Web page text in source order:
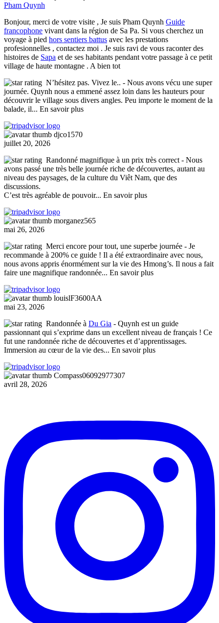
Pham Quynh
Bonjour, merci de votre visite , Je suis Pham Quynh Guide
francophone vivant dans la région de Sa Pa. Si vous cherchez un
voyage à pied hors sentiers battus avec les prestations
profesionnelles , contactez moi . Je suis ravi de vous raconter des
histoires de Sapa et de ses habitants pendant votre passage à ce petit
village de haute montagne . A bien tot
N’hésitez pas. Vivez le.. - Nous avons vécu une super
journée. Quynh nous a emmené assez loin dans les hauteurs pour
découvrir le village sous divers angles. Peu importe le moment de la
balade, il... En savoir plus
djco1570
juillet 20, 2026
Randonné magnifique à un prix très correct - Nous
avons passé une très belle journée riche de découvertes, autant au
niveau des paysages, de la culture du Viêt Nam, que des
discussions.
C’est très agréable de pouvoir... En savoir plus
morganez565
mai 26, 2026
Merci encore pour tout, une superbe journée - Je
recommande à 200% ce guide ! Il a été extraordinaire avec nous,
nous avons appris énormément sur la vie des Hmong’s. Il nous a fait
faire une magnifique randonnée... En savoir plus
louislF3600AA
mai 23, 2026
Randonnée à Du Gia - Quynh est un guide
passionnant qui s’exprime dans un excellent niveau de français ! Ce
fut une randonnée riche de découvertes et d’apprentissages.
Immersion au cœur de la vie des... En savoir plus
Compass06092977307
avril 28, 2026